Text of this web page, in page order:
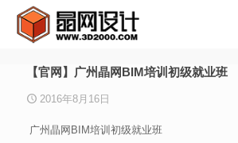
【官网】广州晶网BIM培训初级就业班
2016年8月16日
广州晶网BIM培训初级就业班